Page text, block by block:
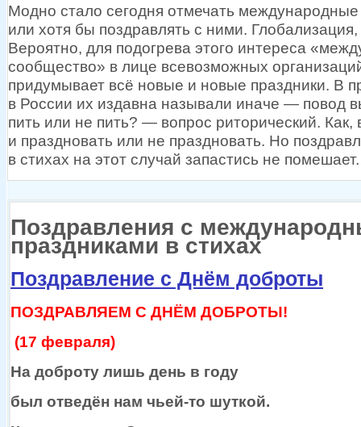
Модно стало сегодня отмечать международные
или хотя бы поздравлять с ними.
Вероятно, для подогрева этого интереса
сообщество» в лице всевозможных
придумывает всё новые и новые праздники. В
в России их издавна называли иначе — повод
пить или не пить? — вопрос риторический. Как,
и праздновать или не праздновать. Но
в стихах на этот случай запастись не помешает.
Поздравления с
праздниками в стихах
Поздравление с Днём доброты
ПОЗДРАВЛЯЕМ С ДНЁМ ДОБРОТЫ!
(17 февраля)
На доброту лишь день в году
был отведён нам чьей-то шуткой.